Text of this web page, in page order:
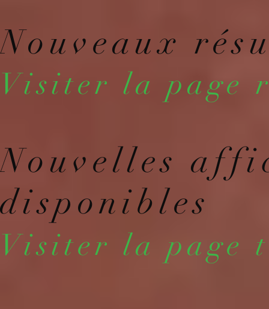
Nouveaux
Visiter la page
Nouvelles
disponibles
Visiter la page